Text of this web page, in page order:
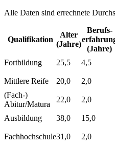
Alle Daten sind errechnete
Qualifikation
Alter
(Jahre)
Berufs­
(Jahre)
Fortbildung 25,5 4,5
Mittlere Reife
20,0 2,0
(Fach-)
Abitur/Matura
22,0 2,0
Ausbildung
38,0 15,0
Fachhochschule31,0 2,0